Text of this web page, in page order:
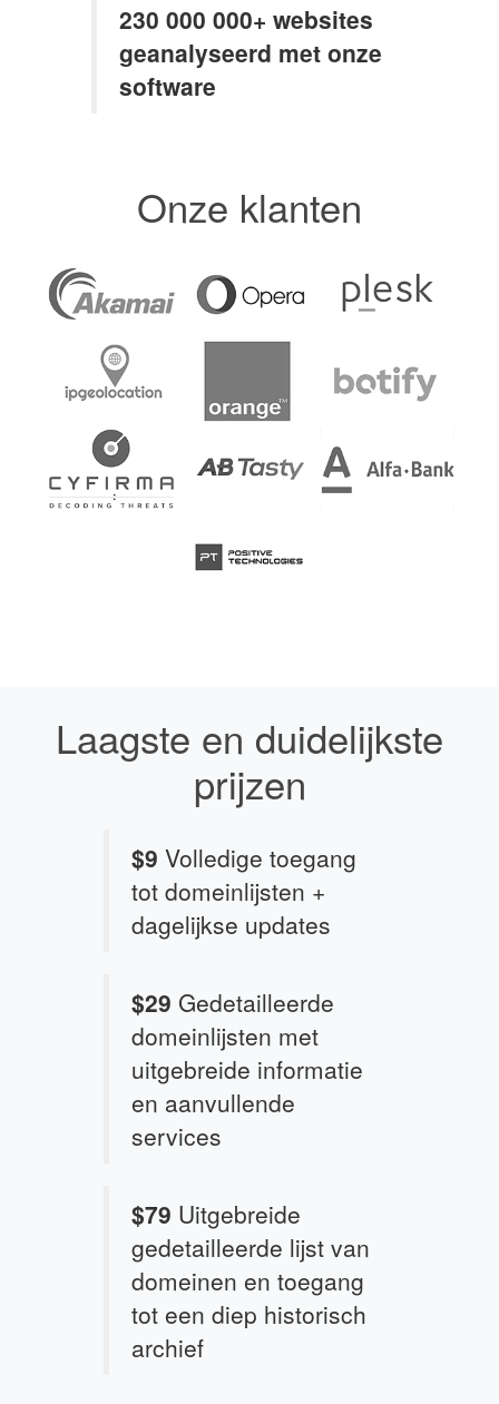
230 000 000+ websites
geanalyseerd met onze
software
Onze klanten
Laagste en duidelijkste
prijzen
$9 Volledige toegang
tot domeinlijsten +
dagelijkse updates
$29 Gedetailleerde
domeinlijsten met
uitgebreide informatie
en aanvullende
services
$79 Uitgebreide
gedetailleerde lijst van
domeinen en toegang
tot een diep historisch
archief